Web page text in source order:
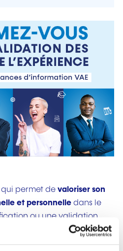
qui permet de valoriser son
et personnelle dans le
ou une validation
parcours de formation ou